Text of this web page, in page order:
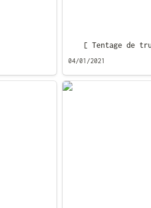
[ Tentage de
04/01/2021
[Fallow your